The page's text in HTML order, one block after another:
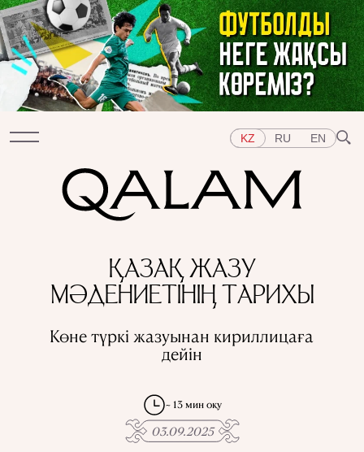
KZ RU EN
ДӘРІСТЕР ХИКАЯ
ҚЫСҚА-НҰСҚА
ТЕСТ
АРНАЙЫ ЖОБАЛАР
Тақырыптар
ШЫҒЫС
БАТЫС ОРТАЛЫҚ АЗИЯ
ҚАЗАҚСТАН
ТАРИХ ДӘМІ
МАМАНДЫҚТАР
ҚАЗАҚ ЖАЗУ
МӘДЕНИЕТІНІҢ ТАРИХЫ
Көне түркі жазуынан кириллицаға
дейін
~ 13 мин оқу
03.09.2025